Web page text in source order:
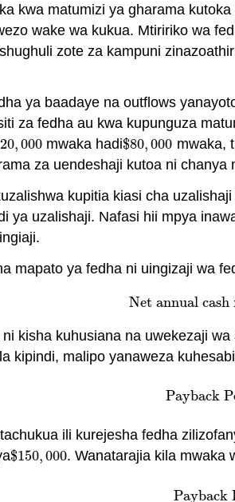
kwa matumizi ya gharama
wake wa kukua. Mtiririko wa
zote za kampuni
ya baadaye na outflows
za fedha au kwa kupunguza
,000
,000 mwaka hadi$80, 000
$80,000 mwaka,
za uendeshaji kutoa ni chanya
kupitia kiasi cha
ya uzalishaji. Nafasi hii mpya
mapato ya fedha ni uingizaji wa
Net annual cash
Net annual
kisha kuhusiana na uwekezaji
kipindi, malipo yanaweza
Payback
Payback
ili kurejesha fedha
$150,000
$150 ,000. Wanatarajia kila mwaka
Payback
Payback